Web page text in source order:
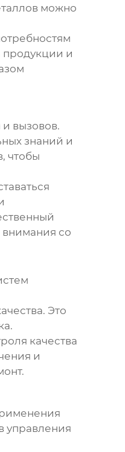
можно
продукции и
вызовов.
знаний и
чтобы
внимания со
Это
качества
и
управления